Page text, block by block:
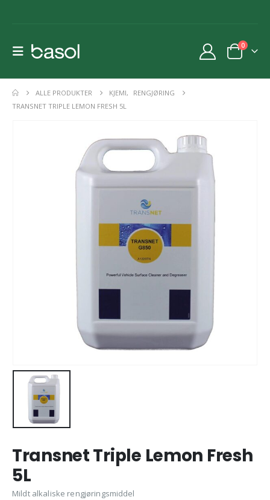
0
ALLE PRODUKTER KJEMI,
RENGJØRING
TRANSNET TRIPLE LEMON FRESH 5L
Transnet Triple Lemon Fresh
5L
Mildt alkaliske rengjøringsmiddel